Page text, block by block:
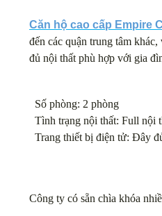
Căn hộ cao cấp Empire
đến các quận trung tâm
đủ nội thất phù hợp với gia
Số phòng: 2 phòng
Tình trạng nội thất: Full nội
Trang thiết bị điện tử: Đây
Công ty có sẵn chìa khóa